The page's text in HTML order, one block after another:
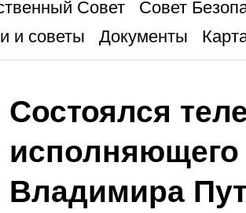
Совет
Совет
и советы
Документы
Состоялся
исполняющего
Владимира